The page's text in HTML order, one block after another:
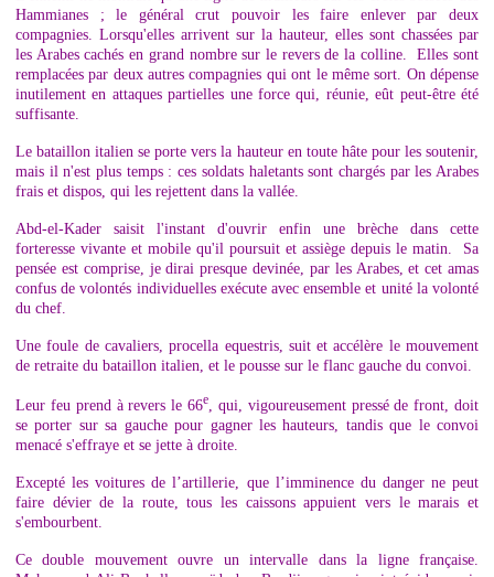
Hammianes ; le général crut pouvoir les faire enlever par deux
compagnies. Lorsqu'elles arrivent sur la hauteur, elles sont chassées par
les Arabes cachés en grand nombre sur le revers de la colline. Elles sont
remplacées par deux autres compagnies qui ont le même sort. On dépense
inutilement en attaques partielles une force qui, réunie, eût peut-être été
suffisante.
Le bataillon italien se porte vers la hauteur en toute hâte pour les soutenir,
mais il n'est plus temps : ces soldats haletants sont chargés par les Arabes
frais et dispos, qui les rejettent dans la vallée.
Abd-el-Kader saisit l'instant d'ouvrir enfin une brèche dans cette
forteresse vivante et mobile qu'il poursuit et assiège depuis le matin. Sa
pensée est comprise, je dirai presque devinée, par les Arabes, et cet amas
confus de volontés individuelles exécute avec ensemble et unité la volonté
du chef.
Une foule de cavaliers, procella equestris, suit et accélère le mouvement
de retraite du bataillon italien, et le pousse sur le flanc gauche du convoi.
Leur feu prend à revers le 66e , qui, vigoureusement pressé de front, doit
se porter sur sa gauche pour gagner les hauteurs, tandis que le convoi
menacé s'effraye et se jette à droite.
Excepté les voitures de l’artillerie, que l’imminence du danger ne peut
faire dévier de la route, tous les caissons appuient vers le marais et
s'embourbent.
Ce double mouvement ouvre un intervalle dans la ligne française.